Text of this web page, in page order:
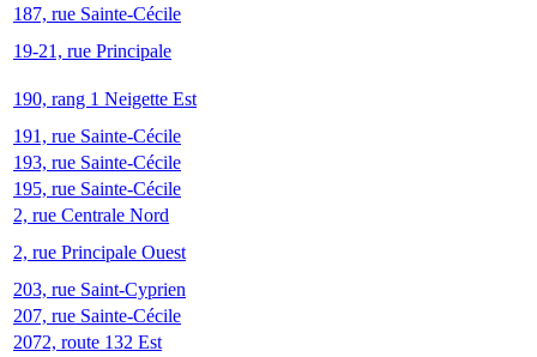
187, rue Sainte-Cécile
19-21, rue Principale
190, rang 1 Neigette Est
191, rue Sainte-Cécile
193, rue Sainte-Cécile
195, rue Sainte-Cécile
2, rue Centrale Nord
2, rue Principale Ouest
203, rue Saint-Cyprien
207, rue Sainte-Cécile
2072, route 132 Est